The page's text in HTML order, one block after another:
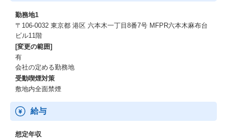
勤務地1
〒106-0032 東京都 港区 六本木一丁目8番7号 MFPR六本木麻布台
ビル11階
[変更の範囲]
有
会社の定める勤務地
受動喫煙対策
敷地内全面禁煙
給与
想定年収